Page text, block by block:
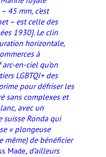
45 mm, c’est
– est celle des
1930]. Le clin
horizontale,
à
en-ciel qu’on
LGBTQI+ des
pour défriser les
sans complexes et
avec un
Ronda qui
« plongeuse
même) de bénéficier
Made, d’ailleurs